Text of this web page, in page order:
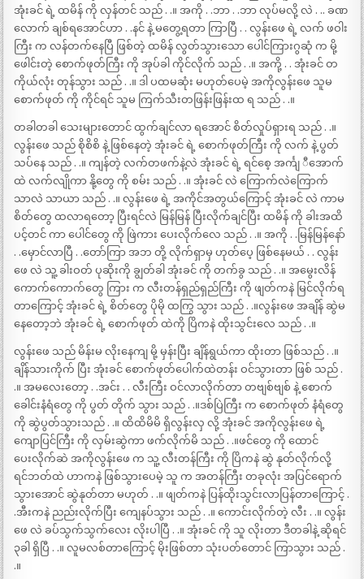
အုံးခင် ရဲ့ ထမိန် ကို လှန်တင် သည် . .။ အကို . .ဘာ . .ဘာ လုပ်မလို့ လဲ . .. ခဏ
လောက် ချစ်ရအောင်ဟာ . .နင် နဲ့ မတွေ့ရတာ ကြာပြီ . . လွန်းဖေ ရဲ့ လက် ဖဝါး
ကြီး က လန်တက်နေပြီ ဖြစ်တဲ့ ထမိန် လွတ်သွားသော ပေါင်ကြားဂွဆုံ က မို့
ဖေါင်းတဲ့ စောက်ဖုတ်ကြီး ကို အုပ်ခါ ကိုင်လိုက် သည် . .။ အကို့ . . အုံးခင် တ
ကိုယ်လုံး တုန်သွား သည် . .။ ဒါ ပထမဆုံး မဟုတ်ပေမဲ့ အကိုလွန်းဖေ သူမ
စောက်ဖုတ် ကို ကိုင်ရင် သူမ ကြက်သီးတဖြန်းဖြန်းထ ရ သည် . .။
တခါတခါ သေးများတောင် ထွက်ချင်လာ ရအောင် စိတ်လှုပ်ရှားရ သည် . .။
လွန်းဖေ သည် စိုစိစိ နဲ့ ဖြစ်နေတဲ့ အုံးခင် ရဲ့ စောက်ဖုတ်ကြီး ကို လက် နဲ့ ပွတ်
သပ်နေ သည် . .။ ကျန်တဲ့ လက်တဖက်နဲ့လဲ အုံးခင် ရဲ့ ရင်စေ့ အင်္ကျ ီအောက်
ထဲ လက်လျိုကာ နို့တွေ ကို စမ်း သည် . .။ အုံးခင် လဲ ကြောက်လဲကြောက်
သာလဲ သာယာ သည် . .။ လွန်းဖေ ရဲ့ အကိုင်အတွယ်ကြောင့် အုံးခင် လဲ ကာမ
စိတ်တွေ ထလာရတော့ ပြီးရင်လဲ မြန်မြန် ပြီးလိုက်ချင်ပြီး ထမိန် ကို ခါးအထိ
ပင့်တင် ကာ ပေါင်တွေ ကို ဖြဲကား ပေးလိုက်လေ သည် . .။ အကို . .မြန်မြန်နော်
. .မှောင်လာပြီ . .တော်ကြာ အဘ တို့ လိုက်ရှာမှ ဟုတ်ပေ့ ဖြစ်နေမယ် . . လွန်း
ဖေ လဲ သူ့ ခါးဝတ် ပုဆိုးကို ချွတ်ခါ အုံးခင် ကို တက်ခွ သည် . .။ အမွေးလိန်
ကောက်ကောက်တွေ ကြား က လီးတန်ရှည်ရှည်ကြီး ကို ဖျတ်ကနဲ မြင်လိုက်ရ
တာကြောင့် အုံးခင် ရဲ့ စိတ်တွေ ပိုမို ထကြွ သွား သည် . .။လွန်းဖေ အချိန် ဆွဲမ
နေတော့ဘဲ အုံးခင် ရဲ့ စောက်ဖုတ် ထဲကို ပြိကနဲ ထိုးသွင်းလေ သည် . .။
လွန်းဖေ သည် မိန်းမ လိုးနေကျ မို့ မှန်းပြီး ချိန်ရွယ်ကာ ထိုးတာ ဖြစ်သည် . .။
ချိန်သားကိုက် ပြီး အုံးခင် စောက်ဖုတ်ပေါက်ထဲတန်း ဝင်သွားတာ ဖြစ် သည် .
.။ အမလေးတော့ . .အင်း . . လီးကြီး ဝင်လာလိုက်တာ တဗျစ်ဗျစ် နဲ့ စောက်
ခေါင်းနံရံတွေ ကို ပွတ် တိုက် သွား သည် . .။ဒစ်ပြဲကြီး က စောက်ဖုတ် နံရံတွေ
ကို ဆွဲပွတ်သွားသည် . .။ ထိထိမိမိ ရှိလွန်းလှ လို့ အုံးခင် အကိုလွန်းဖေ ရဲ့
ကျောပြင်ကြီး ကို လှမ်းဆွဲကာ ဖက်လိုက်မိ သည် . .။ဖင်တွေ ကို ထောင်
ပေးလိုက်ဆဲ အကိုလွန်းဖေ က သူ့ လီးတန်ကြီး ကို ပြိကနဲ ဆွဲ နုတ်လိုက်လို့
ရင်ဘတ်ထဲ ဟာကနဲ ဖြစ်သွားပေမဲ့ သူ က အတန်ကြီး တခုလုံး အပြင်ရောက်
သွားအောင် ဆွဲနုတ်တာ မဟုတ် . .။ ဖျတ်ကနဲ ပြန်ထိုးသွင်းလာပြန်တာကြောင့် .
.အီးကနဲ ညည်းလိုက်ပြီး ကျေနပ်သွား သည် . .။ ကောင်းလိုက်တဲ့ လီး . .။ လွန်း
ဖေ လဲ ခပ်သွက်သွက်လေး လိုးပါပြီ . .။ အုံးခင် ကို သူ လိုးတာ ဒီတခါနဲ့ ဆိုရင်
၃ခါ ရှိပြီ . .။ လူမလစ်တာကြောင့် မိုးဖြစ်တာ သုံးပတ်တောင် ကြာသွား သည် .
.။